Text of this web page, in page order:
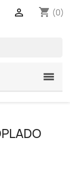
shopping_cart (0)
